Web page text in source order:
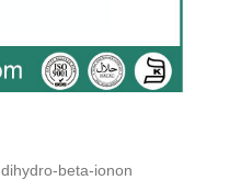
beta-ionon